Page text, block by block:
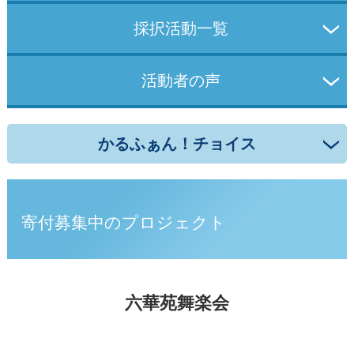
採択活動一覧
活動者の声
かるふぁん！チョイス
寄付募集中のプロジェクト
六華苑舞楽会